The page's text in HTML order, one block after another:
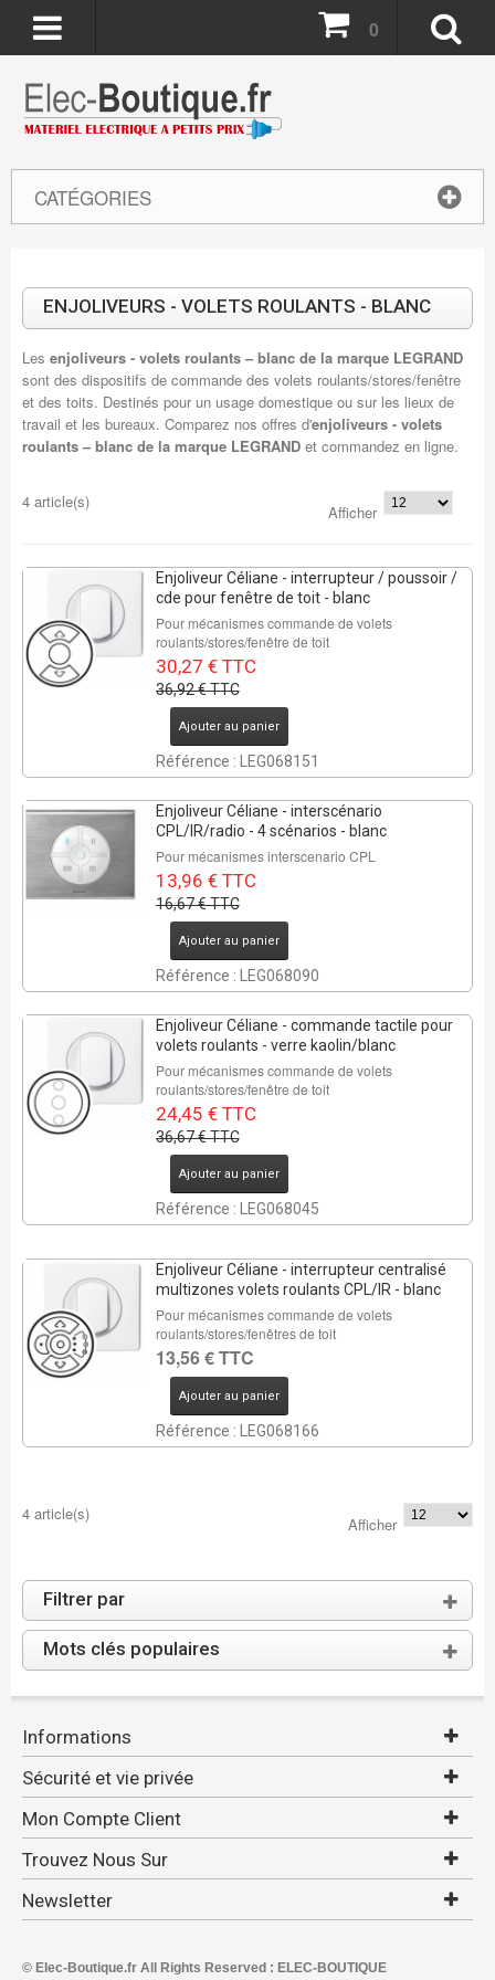
CATÉGORIES
0
ENJOLIVEURS - VOLETS ROULANTS - BLANC
Les enjoliveurs - volets roulants – blanc de la marque LEGRAND
sont des dispositifs de commande des volets roulants/stores/fenêtre
et des toits. Destinés pour un usage domestique ou sur les lieux de
travail et les bureaux. Comparez nos offres d'enjoliveurs - volets
roulants – blanc de la marque LEGRANDet commandez en ligne.
4 article(s)
Afficher
Enjoliveur Céliane - interrupteur / poussoir /
cde pour fenêtre de toit - blanc
Pour mécanismes commande de volets
roulants/stores/fenêtre de toit
30,27 € TTC
36,92 € TTC
Ajouter au panier
Référence : LEG068151
Enjoliveur Céliane - interscénario
CPL/IR/radio - 4 scénarios - blanc
Pour mécanismes interscenario CPL
13,96 € TTC
16,67 € TTC
Ajouter au panier
Référence : LEG068090
Enjoliveur Céliane - commande tactile pour
volets roulants - verre kaolin/blanc
Pour mécanismes commande de volets
roulants/stores/fenêtre de toit
24,45 € TTC
36,67 € TTC
Ajouter au panier
Référence : LEG068045
Enjoliveur Céliane - interrupteur centralisé
multizones volets roulants CPL/IR - blanc
Pour mécanismes commande de volets
roulants/stores/fenêtres de toit
13,56 € TTC
Ajouter au panier
Référence : LEG068166
4 article(s)
Afficher
Filtrer par
Mots clés populaires
Informations
Sécurité et vie privée
Mon Compte Client
Trouvez Nous Sur
Newsletter
© Elec-Boutique.fr All Rights Reserved : ELEC-BOUTIQUE